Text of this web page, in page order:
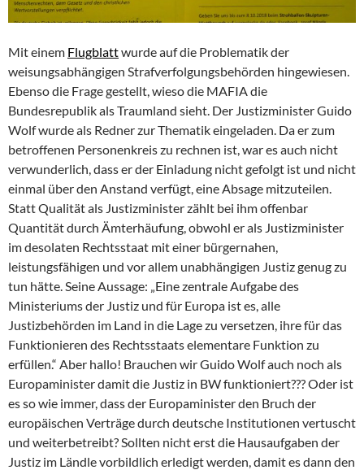
Mit einem Flugblattwurde auf die Problematik der
weisungsabhängigen Strafverfolgungsbehörden hingewiesen.
Ebenso die Frage gestellt, wieso die MAFIA die
Bundesrepublik als Traumland sieht. Der Justizminister Guido
Wolf wurde als Redner zur Thematik eingeladen. Da er zum
betroffenen Personenkreis zu rechnen ist, war es auch nicht
verwunderlich, dass er der Einladung nicht gefolgt ist und nicht
einmal über den Anstand verfügt, eine Absage mitzuteilen.
Statt Qualität als Justizminister zählt bei ihm offenbar
Quantität durch Ämterhäufung, obwohl er als Justizminister
im desolaten Rechtsstaat mit einer bürgernahen,
leistungsfähigen und vor allem unabhängigen Justiz genug zu
tun hätte. Seine Aussage: „Eine zentrale Aufgabe des
Ministeriums der Justiz und für Europa ist es, alle
Justizbehörden im Land in die Lage zu versetzen, ihre für das
Funktionieren des Rechtsstaats elementare Funktion zu
erfüllen.“ Aber hallo! Brauchen wir Guido Wolf auch noch als
Europaminister damit die Justiz in BW funktioniert??? Oder ist
es so wie immer, dass der Europaminister den Bruch der
europäischen Verträge durch deutsche Institutionen vertuscht
und weiterbetreibt? Sollten nicht erst die Hausaufgaben der
Justiz im Ländle vorbildlich erledigt werden, damit es dann den